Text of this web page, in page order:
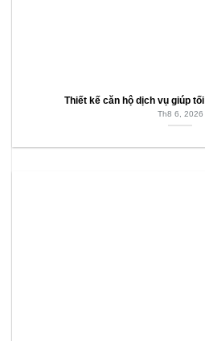
Thiết kế căn hộ dịch vụ giúp
Th8 6, 2026